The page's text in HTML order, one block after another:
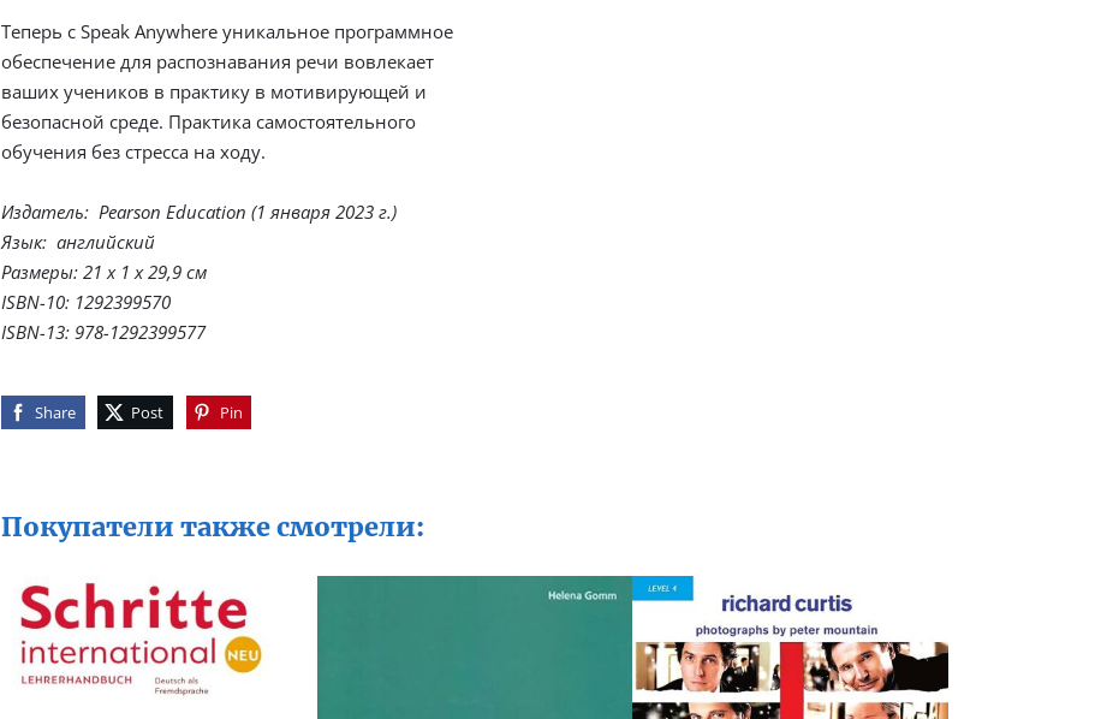
Теперь с Speak Anywhere уникальное программное
обеспечение для распознавания речи вовлекает
ваших учеников в практику в мотивирующей и
безопасной среде. Практика самостоятельного
обучения без стресса на ходу.
Издатель: ‎ Pearson Education (1 января 2023 г.)
Язык: ‎ английский
Размеры: ‎21 x 1 x 29,9 см
ISBN-10: ‎1292399570
ISBN-13: 978-1292399577
Share Post Pin
Покупатели также смотрели: